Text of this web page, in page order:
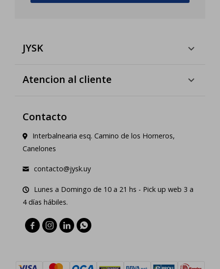
JYSK
Atencion al cliente
Contacto
Interbalnearia esq. Camino de los Horneros,
Canelones
contacto@jysk.uy
Lunes a Domingo de 10 a 21 hs - Pick up web 3 a
4 días hábiles.
   